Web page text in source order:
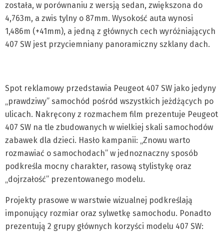
została, w porównaniu z wersją sedan, zwiększona do
4,763m, a zwis tylny o 87mm. Wysokość auta wynosi
1,486m (+41mm), a jedną z głównych cech wyróżniających
407 SW jest przyciemniany panoramiczny szklany dach.
Spot reklamowy przedstawia Peugeot 407 SW jako jedyny
„prawdziwy” samochód pośród wszystkich jeżdżących po
ulicach. Nakręcony z rozmachem film prezentuje Peugeot
407 SW na tle zbudowanych w wielkiej skali samochodów
zabawek dla dzieci. Hasło kampanii: „Znowu warto
rozmawiać o samochodach” w jednoznaczny sposób
podkreśla mocny charakter, rasową stylistykę oraz
„dojrzałość” prezentowanego modelu.
Projekty prasowe w warstwie wizualnej podkreślają
imponujący rozmiar oraz sylwetkę samochodu. Ponadto
prezentują 2 grupy głównych korzyści modelu 407 SW: